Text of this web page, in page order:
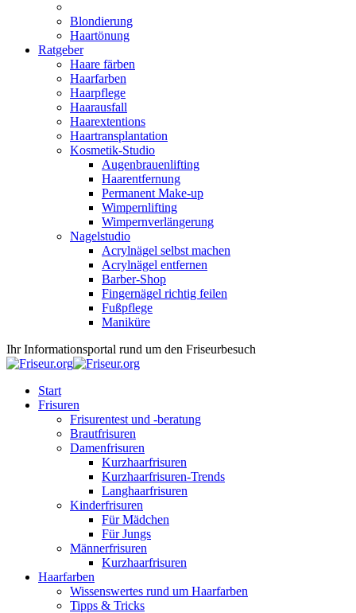
Blondierung
Haartönung
Ratgeber
Haare färben
Haarfarben
Haarpflege
Haarausfall
Haarextentions
Haartransplantation
Kosmetik-Studio
Augenbrauenlifting
Haarentfernung
Permanent Make-up
Wimpernlifting
Wimpernverlängerung
Nagelstudio
Acrylnägel selbst machen
Acrylnägel entfernen
Barber-Shop
Fingernägel richtig feilen
Fußpflege
Maniküre
Ihr Informationsportal rund um den Friseurbesuch
Start
Frisuren
Frisurentest und -beratung
Brautfrisuren
Damenfrisuren
Kurzhaarfrisuren
Kurzhaarfrisuren-Trends
Langhaarfrisuren
Kinderfrisuren
Für Mädchen
Für Jungs
Männerfrisuren
Kurzhaarfrisuren
Haarfarben
Wissenswertes rund um Haarfarben
Tipps & Tricks